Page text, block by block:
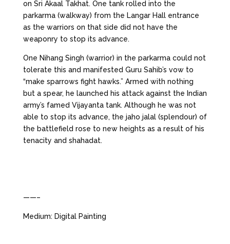
on Sri Akaal Takhat. One tank rolled into the
parkarma (walkway) from the Langar Hall entrance
as the warriors on that side did not have the
weaponry to stop its advance.
One Nihang Singh (warrior) in the parkarma could not
tolerate this and manifested Guru Sahib’s vow to
“make sparrows fight hawks.” Armed with nothing
but a spear, he launched his attack against the Indian
army’s famed Vijayanta tank. Although he was not
able to stop its advance, the jaho jalal (splendour) of
the battlefield rose to new heights as a result of his
tenacity and shahadat.
——–
Medium: Digital Painting